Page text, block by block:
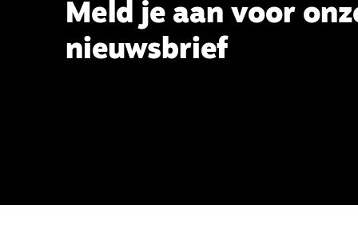
Meld je aan voor
nieuwsbrief